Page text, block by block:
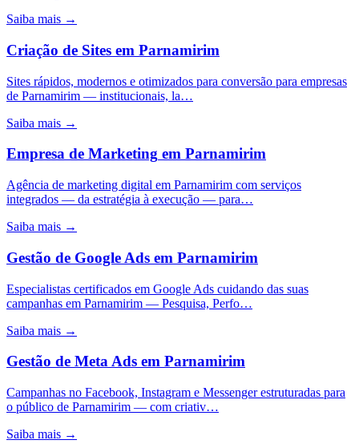
Saiba mais →
Criação de Sites em Parnamirim
Sites rápidos, modernos e otimizados para conversão para empresas
de Parnamirim — institucionais, la…
Saiba mais →
Empresa de Marketing em Parnamirim
Agência de marketing digital em Parnamirim com serviços
integrados — da estratégia à execução — para…
Saiba mais →
Gestão de Google Ads em Parnamirim
Especialistas certificados em Google Ads cuidando das suas
campanhas em Parnamirim — Pesquisa, Perfo…
Saiba mais →
Gestão de Meta Ads em Parnamirim
Campanhas no Facebook, Instagram e Messenger estruturadas para
o público de Parnamirim — com criativ…
Saiba mais →